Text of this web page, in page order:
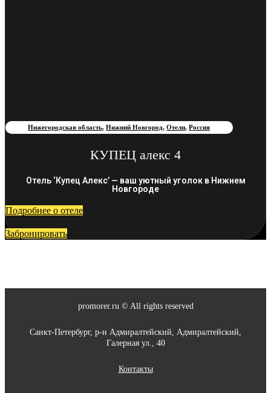
Нижегородская область,Нижний Новгород,Отели,Россия
КУПЕЦ алекс 4
Отель ‘Купец Алекс’ — ваш уютный уголок в Нижнем
Новгороде
Подробнее о отеле
Забронировать
promorer.ru © All rights reserved
Санкт-Петербург, р-н Адмиралтейский, Адмиралтейский,
Галерная ул., 40
Контакты